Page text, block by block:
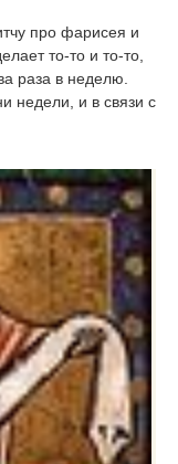
про фарисея и
то-то и то-то,
раза в неделю.
недели, и в связи с